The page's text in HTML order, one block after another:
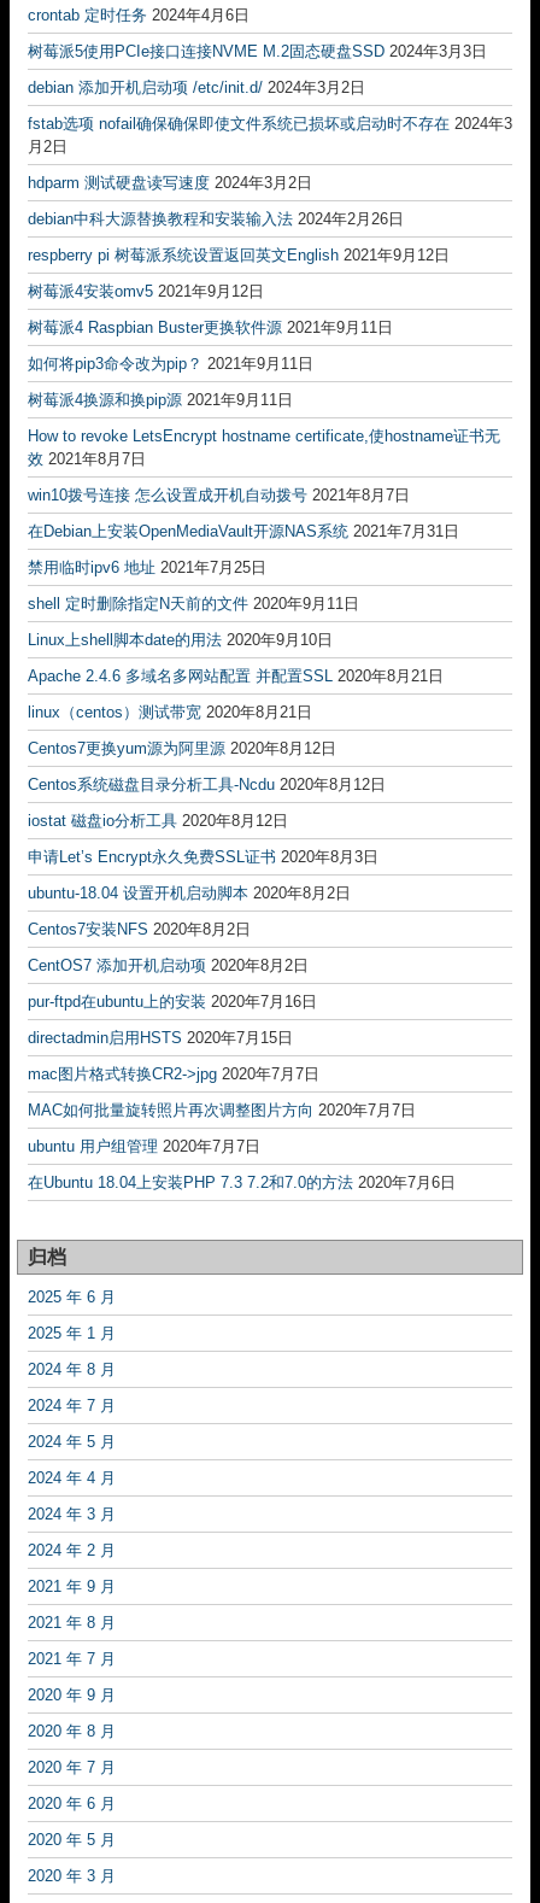
crontab 定时任务 2024年4月6日
树莓派5使用PCIe接口连接NVME M.2固态硬盘SSD 2024年3月3日
debian 添加开机启动项 /etc/init.d/ 2024年3月2日
fstab选项 nofail确保确保即使文件系统已损坏或启动时不存在 2024年3
月2日
hdparm 测试硬盘读写速度 2024年3月2日
debian中科大源替换教程和安装输入法 2024年2月26日
respberry pi 树莓派系统设置返回英文English 2021年9月12日
树莓派4安装omv5 2021年9月12日
树莓派4 Raspbian Buster更换软件源 2021年9月11日
如何将pip3命令改为pip？ 2021年9月11日
树莓派4换源和换pip源 2021年9月11日
How to revoke LetsEncrypt hostname certificate,使hostname证书无
效 2021年8月7日
win10拨号连接 怎么设置成开机自动拨号 2021年8月7日
在Debian上安装OpenMediaVault开源NAS系统 2021年7月31日
禁用临时ipv6 地址 2021年7月25日
shell 定时删除指定N天前的文件 2020年9月11日
Linux上shell脚本date的用法 2020年9月10日
Apache 2.4.6 多域名多网站配置 并配置SSL 2020年8月21日
linux（centos）测试带宽 2020年8月21日
Centos7更换yum源为阿里源 2020年8月12日
Centos系统磁盘目录分析工具-Ncdu 2020年8月12日
iostat 磁盘io分析工具 2020年8月12日
申请Let’s Encrypt永久免费SSL证书 2020年8月3日
ubuntu-18.04 设置开机启动脚本 2020年8月2日
Centos7安装NFS 2020年8月2日
CentOS7 添加开机启动项 2020年8月2日
pur-ftpd在ubuntu上的安装 2020年7月16日
directadmin启用HSTS 2020年7月15日
mac图片格式转换CR2->jpg 2020年7月7日
MAC如何批量旋转照片再次调整图片方向 2020年7月7日
ubuntu 用户组管理 2020年7月7日
在Ubuntu 18.04上安装PHP 7.3 7.2和7.0的方法 2020年7月6日
归档
2025 年 6 月
2025 年 1 月
2024 年 8 月
2024 年 7 月
2024 年 5 月
2024 年 4 月
2024 年 3 月
2024 年 2 月
2021 年 9 月
2021 年 8 月
2021 年 7 月
2020 年 9 月
2020 年 8 月
2020 年 7 月
2020 年 6 月
2020 年 5 月
2020 年 3 月